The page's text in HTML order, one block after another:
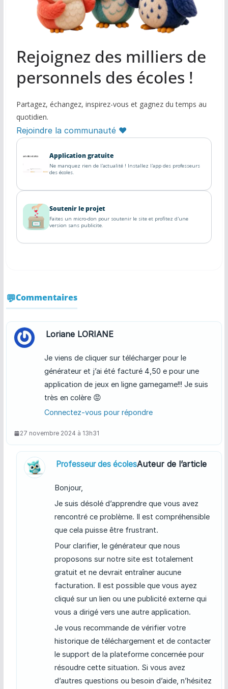
Rejoignez des milliers de
personnels des écoles !
Partagez, échangez, inspirez-vous et gagnez du temps au
quotidien.
Rejoindre la communauté ♥
Application gratuite
Ne manquez rien de l'actualité ! Installez l'app des professeurs
des écoles.
Soutenir le projet
Faites un micro-don pour soutenir le site et profitez d'une
version sans publicite.
Commentaires
Loriane LORIANE
Je viens de cliquer sur télécharger pour le
générateur et j’ai été facturé 4,50 e pour une
application de jeux en ligne gamegame!!! Je suis
très en colère 😡
Connectez-vous pour répondre
27 novembre 2024 à 13h31
Professeur des écolesAuteur de l’article
Bonjour,
Je suis désolé d’apprendre que vous avez
rencontré ce problème. Il est compréhensible
que cela puisse être frustrant.
Pour clarifier, le générateur que nous
proposons sur notre site est totalement
gratuit et ne devrait entraîner aucune
facturation. Il est possible que vous ayez
cliqué sur un lien ou une publicité externe qui
vous a dirigé vers une autre application.
Je vous recommande de vérifier votre
historique de téléchargement et de contacter
le support de la plateforme concernée pour
résoudre cette situation. Si vous avez
d’autres questions ou besoin d’aide, n’hésitez